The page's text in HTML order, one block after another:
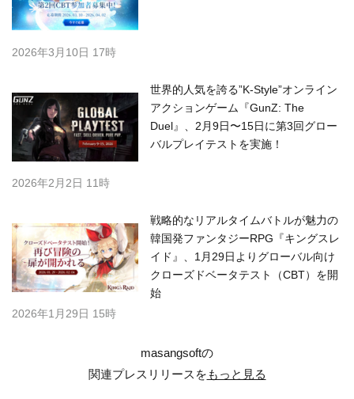
2026年3月10日 17時
世界的人気を誇る”K-Style”オンライン
アクションゲーム『GunZ: The
Duel』、2月9日〜15日に第3回グロー
バルプレイテストを実施！
2026年2月2日 11時
戦略的なリアルタイムバトルが魅力の
韓国発ファンタジーRPG『キングスレ
イド』、1月29日よりグローバル向け
クローズドベータテスト（CBT）を開
始
2026年1月29日 15時
masangsoftの
関連プレスリリースをもっと見る